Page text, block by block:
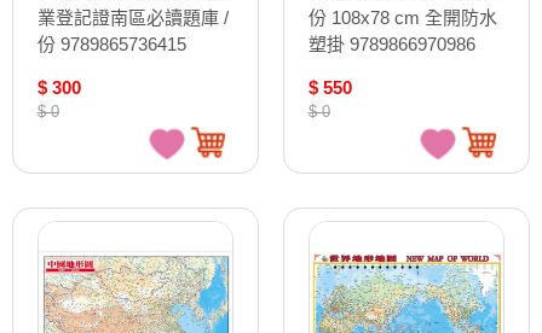
業登記證南區必讀題庫 /
份 9789865736415
$ 300
$ 0
份 108x78 cm 全開防水
塑掛 9789866970986
$ 550
$ 0